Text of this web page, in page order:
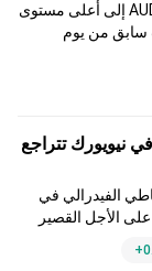
ارتفع زوج الدولار الأسترالي/الدولار الأمريكي AUD/USD إلى أعلى مستوى
متجاوزًا 0.7070 في وقت سابق من يوم
نيويورك تتراجع
الفيدرالي في
الأجل القصير
توقعات التضخم